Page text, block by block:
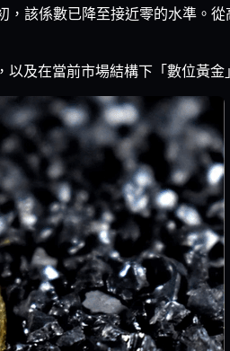
該係數已降至接近零的水準。
及在當前市場結構下「數位黃金